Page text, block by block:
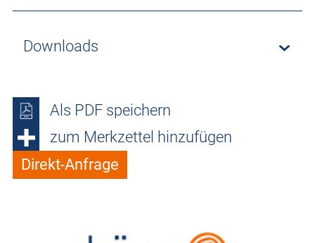
Downloads
Als PDF speichern
zum Merkzettel hinzufügen
Direkt-Anfrage